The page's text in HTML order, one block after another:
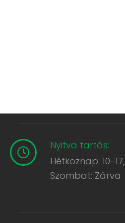
Nyitva tartás:
Hétköznap: 10-17,
Szombat: Zárva